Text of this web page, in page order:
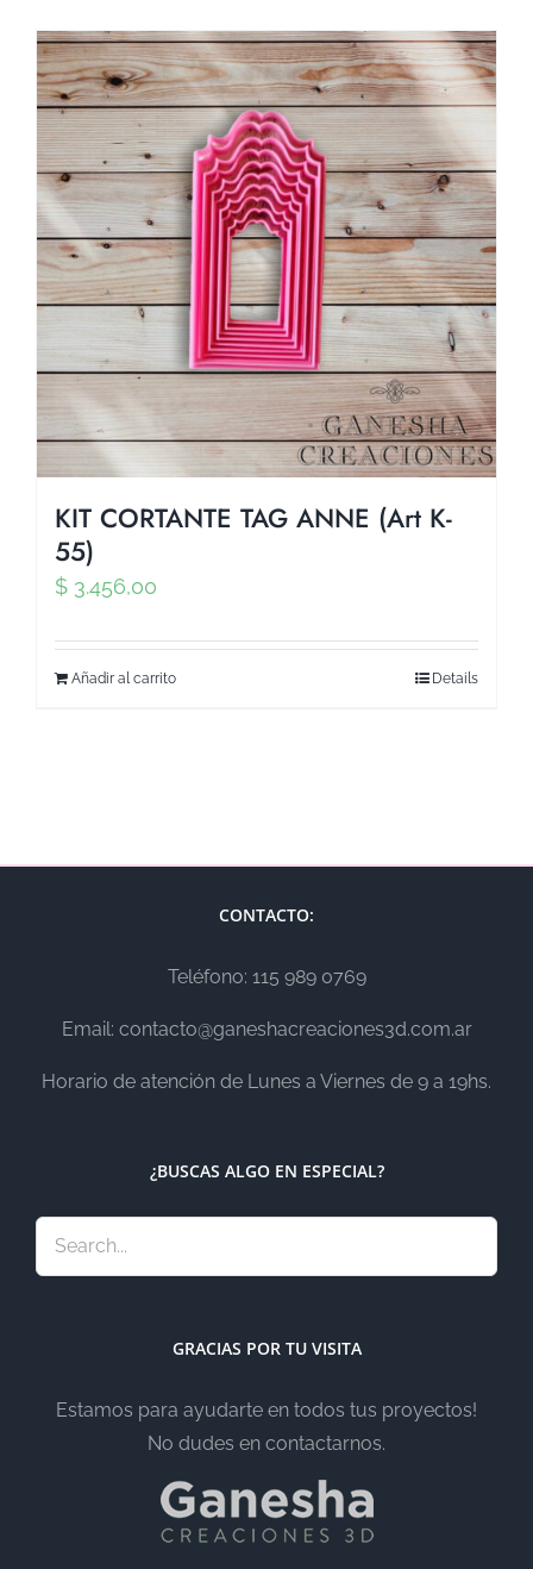
KIT CORTANTE TAG ANNE (Art K-
55)
$ 3.456,00
Añadir al carrito Details
CONTACTO:
Teléfono: 115 989 0769
Email: contacto@ganeshacreaciones3d.com.ar
Horario de atención de Lunes a Viernes de 9 a 19hs.
¿BUSCAS ALGO EN ESPECIAL?
GRACIAS POR TU VISITA
Estamos para ayudarte en todos tus proyectos!
No dudes en contactarnos.